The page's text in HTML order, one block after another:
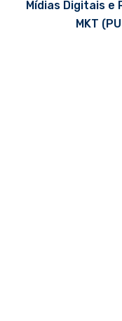
Mídias Digitais e
MKT